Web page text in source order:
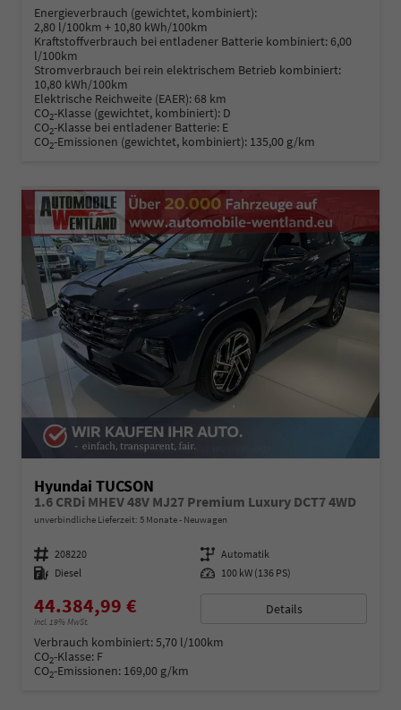
Energieverbrauch (gewichtet, kombiniert):
2,80 l/100km + 10,80 kWh/100km
Kraftstoffverbrauch bei entladener Batterie kombiniert:6,00
l/100km
Stromverbrauch bei rein elektrischem Betrieb kombiniert:
10,80 kWh/100km
Elektrische Reichweite (EAER):68 km
CO2-Klasse (gewichtet, kombiniert): D
CO2-Klasse bei entladener Batterie: E
CO2-Emissionen (gewichtet, kombiniert): 135,00 g/km
Hyundai TUCSON
1.6 CRDi MHEV 48V MJ27 Premium Luxury DCT7 4WD
unverbindliche Lieferzeit: 5 Monate Neuwagen
Fahrzeugnummer 208220 Getriebe Automatik
Kraftstoff Diesel Leistung 100 kW (136 PS)
44.384,99 €
incl. 19% MwSt.
Details
Verbrauch kombiniert:5,70 l/100km
CO2-Klasse: F
CO2-Emissionen: 169,00 g/km